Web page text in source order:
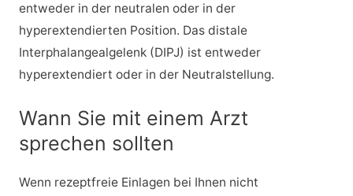
entweder in der neutralen oder in der
hyperextendierten Position. Das distale
Interphalangealgelenk (DIPJ) ist entweder
hyperextendiert oder in der Neutralstellung.
Wann Sie mit einem Arzt
sprechen sollten
Wenn rezeptfreie Einlagen bei Ihnen nicht